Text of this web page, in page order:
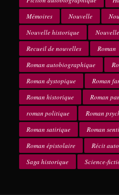
Mémoires
Nouvelle
Nouvelle historique
Recueil de nouvelles
Roman
Roman autobiographique
Roman dystopique
Roman
Roman historique
Roman
roman politique
Roman
Roman satirique
Roman
Roman épistolaire
Récit
Saga historique
Science-